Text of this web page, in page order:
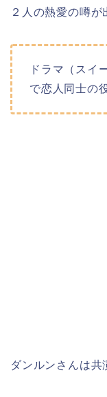
２人の熱愛の噂が
ドラマ（スイ
で恋人同士の
ダンルンさんは共